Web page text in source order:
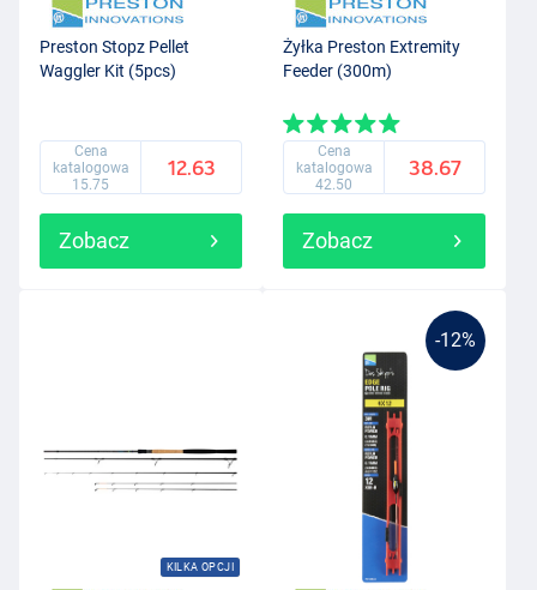
Preston Stopz Pellet
Waggler Kit (5pcs)
Cena
katalogowa
15.75
12.63
Zobacz
Żyłka Preston Extremity
Feeder (300m)
Cena
katalogowa
42.50
38.67
Zobacz
KILKA OPCJI
-12%